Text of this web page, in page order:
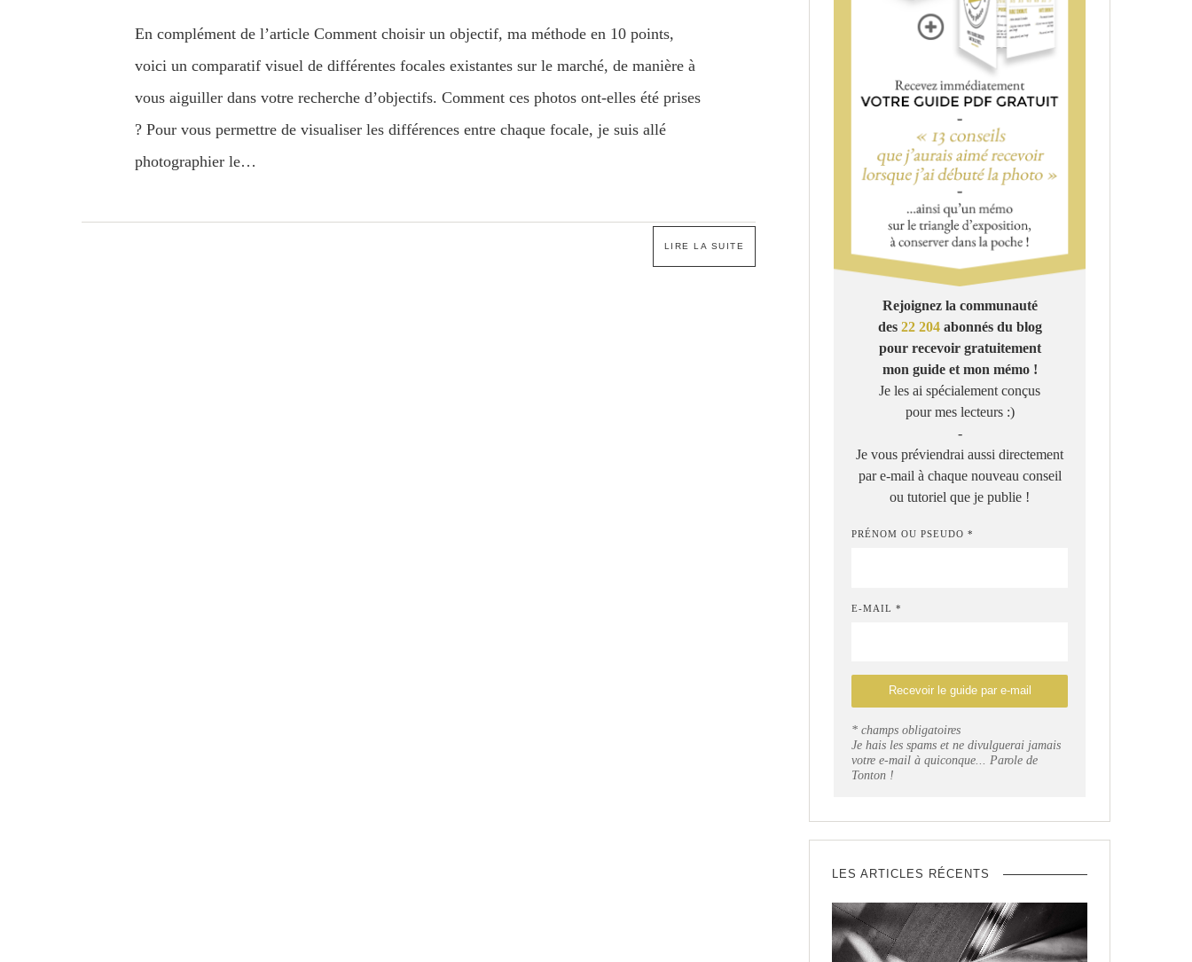
En complément de l’article Comment choisir un objectif, ma méthode en 10 points,
voici un comparatif visuel de différentes focales existantes sur le marché, de manière à
vous aiguiller dans votre recherche d’objectifs. Comment ces photos ont-elles été prises
? Pour vous permettre de visualiser les différences entre chaque focale, je suis allé
photographier le…
LIRE LA SUITE
Rejoignez la communauté
des 22 204abonnés du blog
pour recevoir gratuitement
mon guide et mon mémo !
Je les ai spécialement conçus
pour mes lecteurs :)
-
Je vous préviendrai aussi directement
par e-mail à chaque nouveau conseil
ou tutoriel que je publie !
PRÉNOM OU PSEUDO *
E-MAIL *
* champs obligatoires
Je hais les spams et ne divulguerai jamais
votre e-mail à quiconque... Parole de
Tonton !
LES ARTICLES RÉCENTS